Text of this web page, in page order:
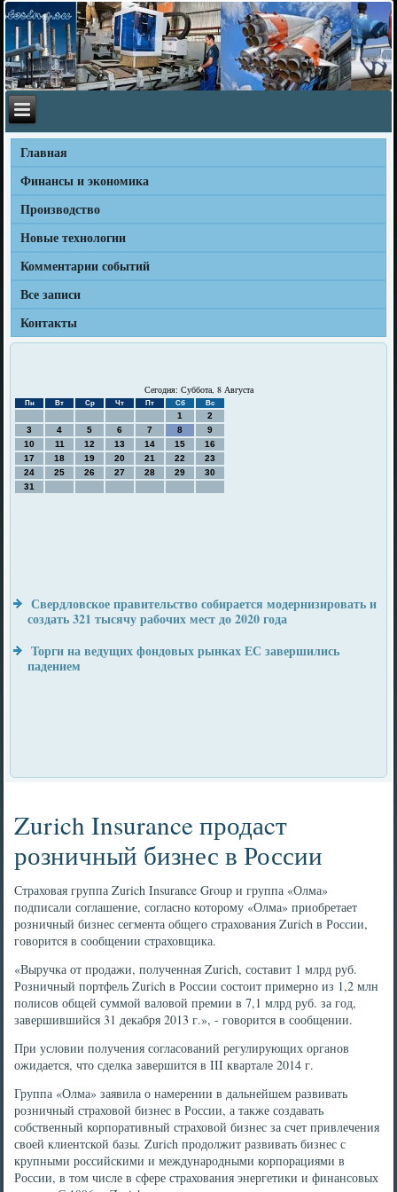
Главная
Финансы и экономика
Производство
Новые технологии
Комментарии событий
Все записи
Контакты
Сегодня: Суббота, 8 Августа
Пн Вт Ср Чт Пт Сб Вс
1
2
3
4 5 6 7 8
9
10
11 12 13 14 15
16
17
18 19 20 21 22
23
24
25 26 27 28 29
30
31
Свердловское правительство собирается модернизировать и
создать 321 тысячу рабочих мест до 2020 года
Торги на ведущих фондовых рынках ЕС завершились
падением
Zurich Insurance продаcт
розничный бизнес в России
Страховая группа Zurich Insurance Group и группа «Олма»
подписали соглашение, согласно которому «Олма» приобретает
розничный бизнес сегмента общего страхования Zurich в России,
говорится в сообщении страховщика.
«Выручка от продажи, полученная Zurich, составит 1 млрд руб.
Розничный портфель Zurich в России состоит примерно из 1,2 млн
полисов общей суммой валовой премии в 7,1 млрд руб. за год,
завершившийся 31 декабря 2013 г.», - говорится в сообщении.
При условии получения согласований регулирующих органов
ожидается, что сделка завершится в III квартале 2014 г.
Группа «Олма» заявила о намерении в дальнейшем развивать
розничный страховой бизнес в России, а также создавать
собственный корпоративный страховой бизнес за счет привлечения
своей клиентской базы. Zurich продолжит развивать бизнес с
крупными российскими и международными корпорациями в
России, в том числе в сфере страхования энергетики и финансовых